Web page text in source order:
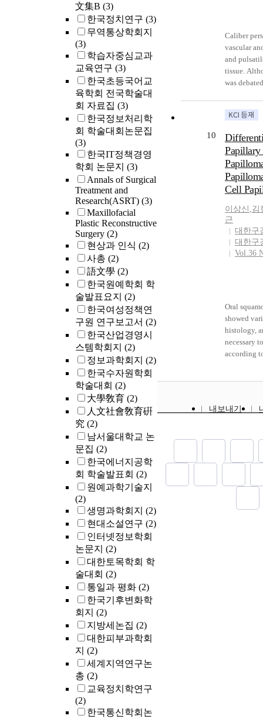
文集B (3)
한국정치연구 (3)
무역통상학회지
(3)
학습자중심교과
교육연구 (3)
한국초등국어교
육학회 전국학술대
회 자료집 (3)
한국정보처리학
회 학술대회논문집
(3)
한국IT정책경영
학회 논문지 (3)
Annals of Surgical
Treatment and
Research(ASRT) (3)
Maxillofacial
Plastic Reconstructive
Surgery (2)
현상과 인식 (2)
사총 (2)
語文學 (2)
한국원예학회 학
술발표요지 (2)
한국여성정책연
구원 연구보고서 (2)
한국산업경영시
스템학회지 (2)
정보과학회지 (2)
한국수자원학회
학술대회 (2)
大學敎育 (2)
人文社會敎育硏
究 (2)
남서울대학교 논
문집 (2)
한국에너지공학
회 학술발표회 (2)
원예과학기술지
(2)
생명과학회지 (2)
현대소설연구 (2)
인터넷정보학회
논문지 (2)
대한토목학회 학
술대회 (2)
통일과 평화 (2)
한국기후변화학
회지 (2)
지방세논집 (2)
대한피부과학회
지 (2)
세계지역연구논
총 (2)
교육정치학연구
(2)
한국통신학회논
중에서 DT
WHOQOL-
을하지 않
을 제외한
트레스 군
가 더 많았
서 디스트
(p=0.009),
체건강영
(p=0.002)
환자에 비
트레스에
(CI)
중 신체건
자가 유의
하고 있다.
주기에 있
환자에 비
겪는 심리
능성이 있
features of
edematous
ridges,
layer,
PARP.
ulceration
stomatitis,
planus,
galvanic
crowns
smoking
horizontal
the
galvanic
difference
Caliber
vascular
and
tissue.
was
were
the
years old
pinkish
during
years, and
due to the
upper and
fear of
was
submucosa
thick and
shrunken.
SMA was
muscle
VEGF,
growing
arterio-
10
Papillary
Cell
이상신 ,김
근
대한구
대한구
Vol.36
Oral
showed
histology,
necessary
according
papilloma,
projection
cells,
(n=7)
내보내기